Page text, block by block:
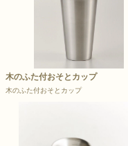
木のふた付おそとカップ
木のふた付おそとカップ